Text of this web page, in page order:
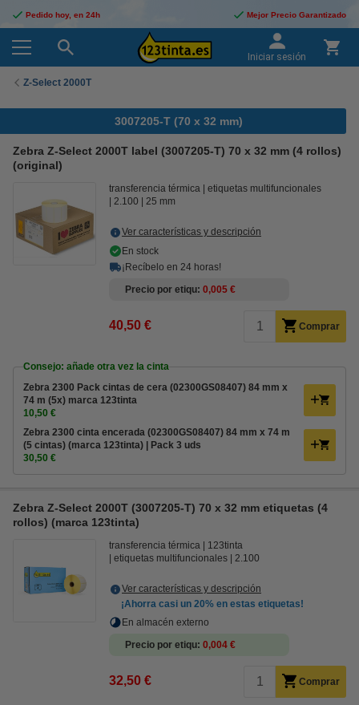
Pedido hoy, en 24h Mejor Precio Garantizado
Iniciar sesión
Z-Select 2000T
3007205-T (70 x 32 mm)
Zebra Z-Select 2000T label (3007205-T) 70 x 32 mm (4 rollos)
(original)
transferencia térmica
etiquetas multifuncionales
2.100
25 mm
Ver características y descripción
En stock
¡Recíbelo en 24 horas!
Precio por etiqu 0,005 €
40,50 € Comprar
Consejo: añade otra vez la cinta
Zebra 2300 Pack cintas de cera (02300GS08407) 84 mm x
74 m (5x) marca 123tinta
10,50 €
Zebra 2300 cinta encerada (02300GS08407) 84 mm x 74 m
(5 cintas) (marca 123tinta) | Pack 3 uds
30,50 €
Zebra Z-Select 2000T (3007205-T) 70 x 32 mm etiquetas (4
rollos) (marca 123tinta)
transferencia térmica
123tinta
etiquetas multifuncionales
2.100
Ver características y descripción
¡Ahorra casi un 20% en estas etiquetas!
En almacén externo
Precio por etiqu 0,004 €
32,50 € Comprar